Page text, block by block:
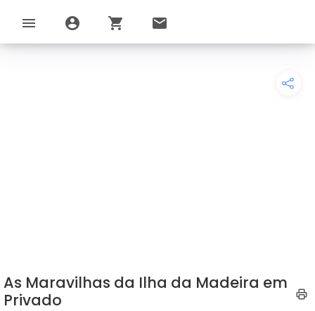
menu account_circle shopping_cart email
As Maravilhas da Ilha da Madeira em
Privado